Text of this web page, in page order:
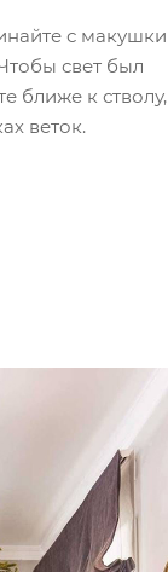
с макушки
свет был
ближе к стволу,
веток.